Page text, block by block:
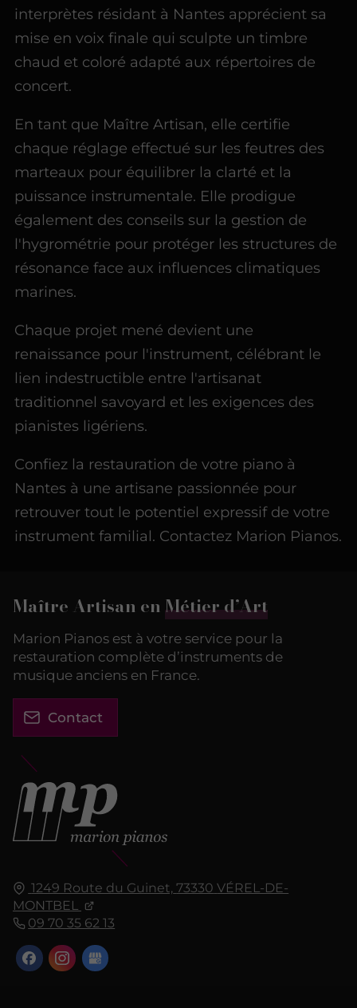
interprètes résidant à Nantes apprécient sa
mise en voix finale qui sculpte un timbre
chaud et coloré adapté aux répertoires de
concert.
En tant que Maître Artisan, elle certifie
chaque réglage effectué sur les feutres des
marteaux pour équilibrer la clarté et la
puissance instrumentale. Elle prodigue
également des conseils sur la gestion de
l'hygrométrie pour protéger les structures de
résonance face aux influences climatiques
marines.
Chaque projet mené devient une
renaissance pour l'instrument, célébrant le
lien indestructible entre l'artisanat
traditionnel savoyard et les exigences des
pianistes ligériens.
Confiez la restauration de votre piano à
Nantes à une artisane passionnée pour
retrouver tout le potentiel expressif de votre
instrument familial. Contactez Marion Pianos.
1249 Route du Guinet, 73330 VÉREL-DE-
MONTBEL
09 70 35 62 13
Maître Artisan en Métier d’Art
Marion Pianos est à votre service pour la
restauration complète d’instruments de
musique anciens en France.
Contact